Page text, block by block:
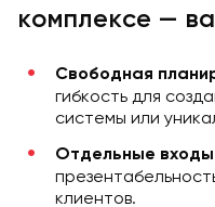
комплексе —
Свободная
гибкость для
системы или
Отдельные входы
клиентов.